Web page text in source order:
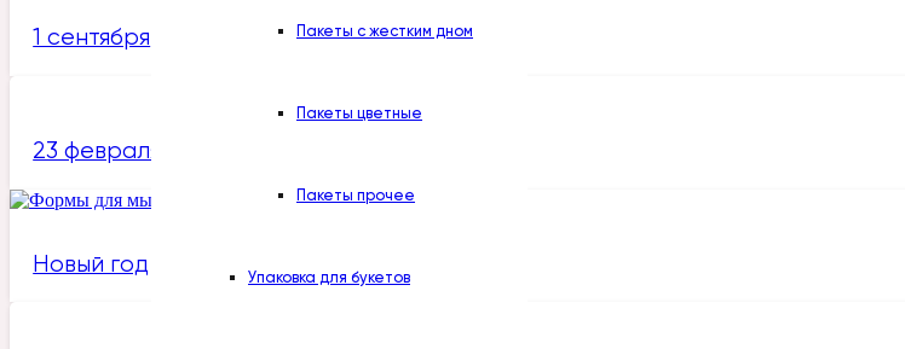
Пакеты с жестким дном
Пакеты цветные
Пакеты прочее
Упаковка для букетов
1 сентября
23 февраля
Новый год